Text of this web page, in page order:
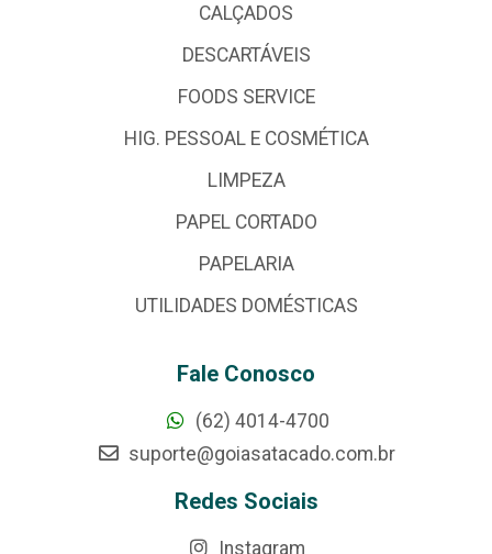
CALÇADOS
DESCARTÁVEIS
FOODS SERVICE
HIG. PESSOAL E COSMÉTICA
LIMPEZA
PAPEL CORTADO
PAPELARIA
UTILIDADES DOMÉSTICAS
Fale Conosco
(62) 4014-4700
suporte@goiasatacado.com.br
Redes Sociais
Instagram